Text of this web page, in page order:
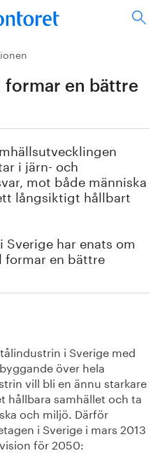
formar en bättre
i järn- och
mot både människa
långsiktigt hållbart
Sverige har enats om
formar en bättre
i Sverige med
över hela
vill bli en ännu starkare
hållbara samhället och ta
och miljö. Därför
i Sverige i mars 2013
för 2050: